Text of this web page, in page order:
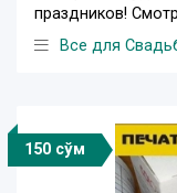
праздников!
Все для
150 сўм